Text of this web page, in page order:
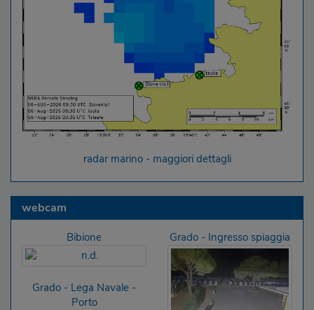
radar marino - maggiori dettagli
webcam
Bibione Grado - Ingresso spiaggia
Grado - Lega Navale -
Porto